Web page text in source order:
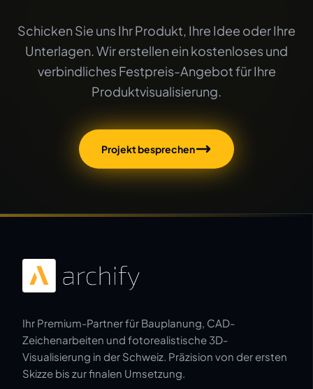
Schicken Sie uns Ihr Produkt, Ihre Idee oder Ihre
Unterlagen. Wir erstellen ein kostenloses und
verbindliches Festpreis-Angebot für Ihre
Produktvisualisierung.
Projekt besprechen
Ihr Premium-Partner für Bauplanung, CAD-
Zeichenarbeiten und fotorealistische 3D-
Visualisierung in der Schweiz. Präzision von der ersten
Skizze bis zur finalen Umsetzung.